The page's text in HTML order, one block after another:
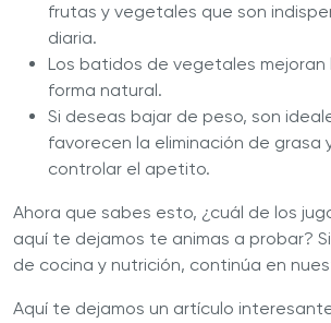
frutas y vegetales que son
diaria.
Los batidos de vegetales
forma natural.
Si deseas bajar de peso, son
favorecen la eliminación de grasa
controlar el apetito.
Ahora que sabes esto, ¿cuál de los
aquí te dejamos te animas a probar?
de cocina y nutrición, continúa en
Aquí te dejamos un artículo